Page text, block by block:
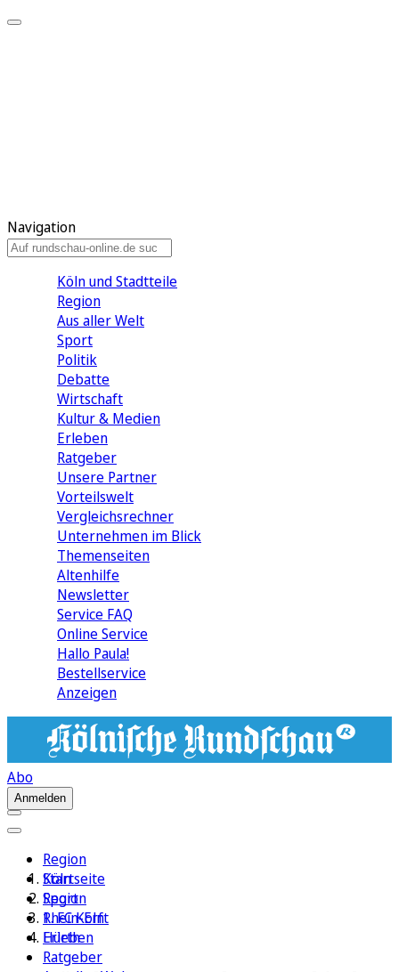
Navigation
Köln und Stadtteile
Region
Aus aller Welt
Sport
Politik
Debatte
Wirtschaft
Kultur & Medien
Erleben
Ratgeber
Unsere Partner
Vorteilswelt
Vergleichsrechner
Unternehmen im Blick
Themenseiten
Altenhilfe
Newsletter
Service FAQ
Online Service
Hallo Paula!
Bestellservice
Anzeigen
Abo
Anmelden
Region
Köln
Sport
1. FC Köln
Erleben
Ratgeber
Startseite
Region
Rhein-Erft
Hürth